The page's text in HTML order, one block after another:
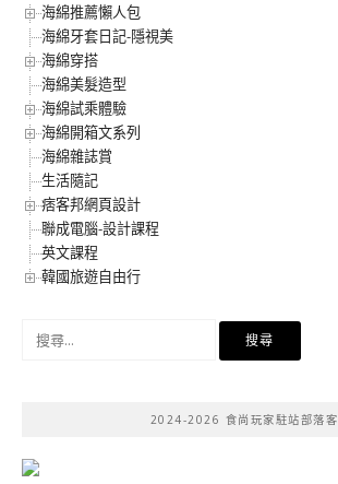
海綿推薦懶人包
海綿牙套日記-隱視美
海綿穿搭
海綿美髮造型
海綿試乘體驗
海綿開箱文系列
海綿雜誌賞
生活隨記
痞客邦網頁設計
聯成電腦-設計課程
英文課程
韓國旅遊自由行
2024-2026 食尚玩家駐站部落客